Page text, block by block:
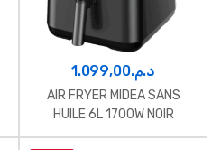
د.م.1.099,00
AIR FRYER MIDEA SANS
HUILE 6L 1700W NOIR